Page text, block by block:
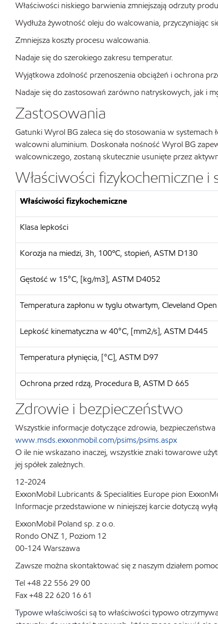
Właściwości niskiego barwienia zmniejszają odrzuty
Wydłuża żywotność oleju do walcowania, przyczyniając
Zmniejsza koszty procesu walcowania.
Nadaje się do szerokiego zakresu temperatur.
Wyjątkowa zdolność przenoszenia obciążeń i ochrona
Nadaje się do zastosowań zarówno natryskowych, jak i
Zastosowania
Gatunki Wyrol BG zaleca się do stosowania w
walcowni aluminium. Doskonała nośność Wyrol BG
walcowniczego, zostaną skutecznie usunięte przez
Właściwości fizykochemiczne i
Właściwości fizykochemiczne
Klasa lepkości
Korozja na miedzi, 3h, 100ºC, stopień, ASTM D130
Gęstość w 15°C, [kg/m3], ASTM D4052
Temperatura zapłonu w tyglu otwartym, Cleveland
Lepkość kinematyczna w 40°C, [mm2/s], ASTM D445
Temperatura płynięcia, [°C], ASTM D97
Ochrona przed rdzą, Procedura B, ASTM D 665
Zdrowie i bezpieczeństwo
Wszystkie informacje dotyczące zdrowia,
www.msds.exxonmobil.com/psims/psims.aspx
O ile nie wskazano inaczej, wszystkie znaki towarowe
jej spółek zależnych.
12-2024
ExxonMobil Lubricants & Specialities Europe pion
Informacje przedstawione w niniejszej karcie dotyczą
ExxonMobil Poland sp. z o.o.
Rondo ONZ 1, Poziom 12
00-124 Warszawa
Zawsze można skontaktować się z naszym działem
Tel +48 22 556 29 00
Fax +48 22 620 16 61
Typowe właściwościsą to właściwości typowo